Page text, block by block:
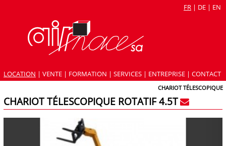
FR | DE | EN
LOCATION | VENTE | FORMATION | SERVICES | ENTREPRISE | CONTACT
CHARIOT TÉLESCOPIQUE
CHARIOT TÉLESCOPIQUE ROTATIF 4.5T